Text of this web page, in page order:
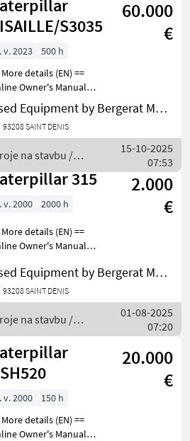
S3035
60.000
€
v. 2023
500 h
More details (EN) ==
Owner's Manual
na stavbu Lyžica
Used Equipment by Bergerat Monnoyeur
93208 SAINT DENIS
na stavbu /
15-10-2025
07:53
315
2.000
€
v. 2000 2000 h
More details (EN) ==
Owner's Manual
Used Equipment by Bergerat Monnoyeur
93208 SAINT DENIS
na stavbu /
01-08-2025
07:20
20.000
€
v. 2000
150 h
More details (EN) ==
Owner's Manual